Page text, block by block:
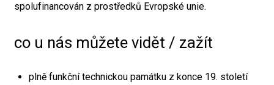
spolufinancován z prostředků Evropské unie.
co u nás můžete vidět / zažít
plně funkční technickou památku z konce 19. století